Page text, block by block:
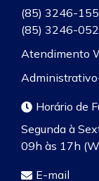
(85) 3246-
(85) 3246-
Atendimento
Horário de
Segunda à
09h às 17h
E-mail